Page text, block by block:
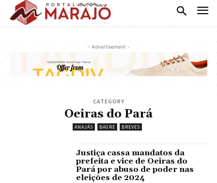
- Advertisement -
CATEGORY
Oeiras do Pará
ANAJÁS BAGRE BREVES
Justiça cassa mandatos da
prefeita e vice de Oeiras do
Pará por abuso de poder nas
eleições de 2024